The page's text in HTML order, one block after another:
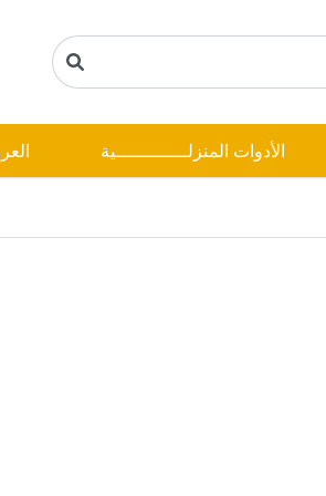
الأدوات المنزلـــــــــــــية